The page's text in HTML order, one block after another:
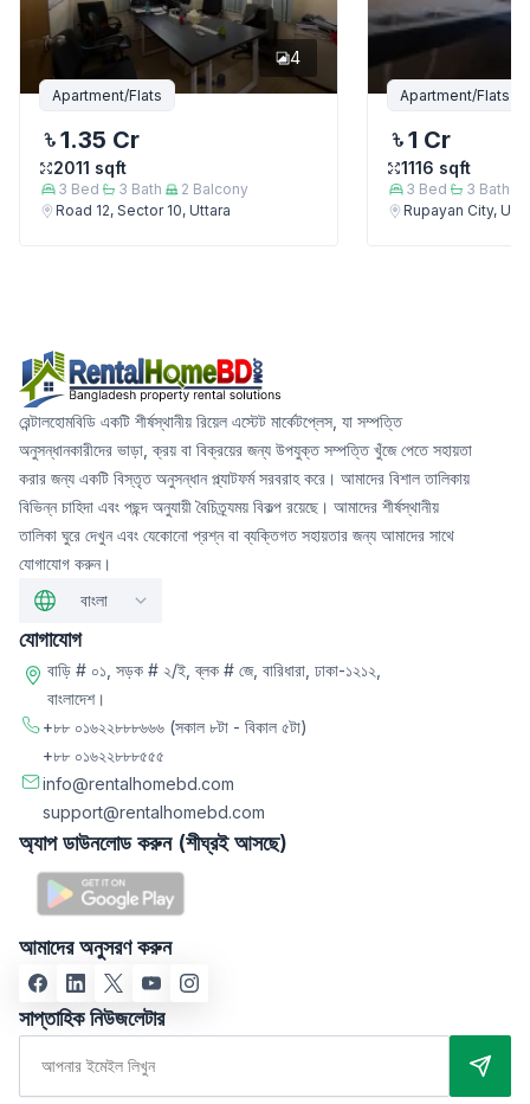
4
Apartment/Flats
1.35 Cr
2011 sqft
3 Bed 3 Bath 2 Balcony
Road 12, Sector 10, Uttara
Apartment/Flats
1 Cr
1116 sqft
3 Bed 3 Bath
Rupayan City,
রেন্টালহোমবিডি একটি শীর্ষস্থানীয় রিয়েল এস্টেট মার্কেটপ্লেস, যা সম্পত্তি
অনুসন্ধানকারীদের ভাড়া, ক্রয় বা বিক্রয়ের জন্য উপযুক্ত সম্পত্তি খুঁজে পেতে সহায়তা
করার জন্য একটি বিস্তৃত অনুসন্ধান প্ল্যাটফর্ম সরবরাহ করে। আমাদের বিশাল তালিকায়
বিভিন্ন চাহিদা এবং পছন্দ অনুযায়ী বৈচিত্র্যময় বিকল্প রয়েছে। আমাদের শীর্ষস্থানীয়
তালিকা ঘুরে দেখুন এবং যেকোনো প্রশ্ন বা ব্যক্তিগত সহায়তার জন্য আমাদের সাথে
যোগাযোগ করুন।
বাংলা
যোগাযোগ
বাড়ি # ০১, সড়ক # ২/ই, ব্লক # জে, বারিধারা, ঢাকা-১২১২,
বাংলাদেশ।
+৮৮ ০১৬২২৮৮৮৬৬৬ (সকাল ৮টা - বিকাল ৫টা)
+৮৮ ০১৬২২৮৮৮৫৫৫
info@rentalhomebd.com
support@rentalhomebd.com
অ্যাপ ডাউনলোড করুন (শীঘ্রই আসছে)
আমাদের অনুসরণ করুন
সাপ্তাহিক নিউজলেটার